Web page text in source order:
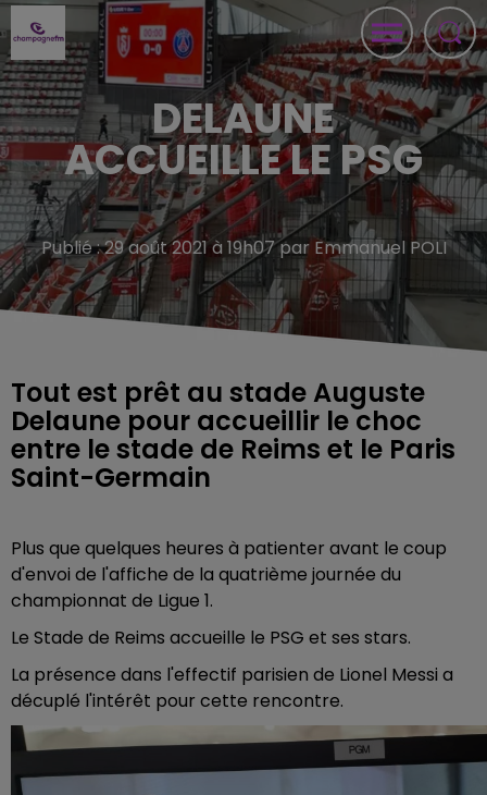
DELAUNE
ACCUEILLE LE PSG
Publié : 29 août 2021 à 19h07 par Emmanuel POLI
Tout est prêt au stade Auguste
Delaune pour accueillir le choc
entre le stade de Reims et le Paris
Saint-Germain
Plus que quelques heures à patienter avant le coup
d'envoi de l'affiche de la quatrième journée du
championnat de Ligue 1.
Le Stade de Reims accueille le PSG et ses stars.
La présence dans l'effectif parisien de Lionel Messi a
décuplé l'intérêt pour cette rencontre.